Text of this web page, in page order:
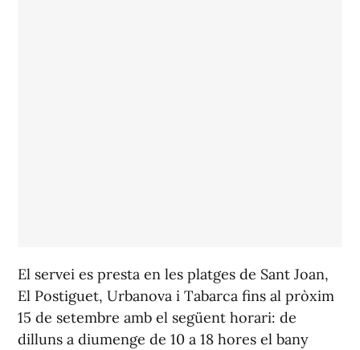
El servei es presta en les platges de Sant Joan,
El Postiguet, Urbanova i Tabarca fins al pròxim
15 de setembre amb el següent horari: de
dilluns a diumenge de 10 a 18 hores el bany